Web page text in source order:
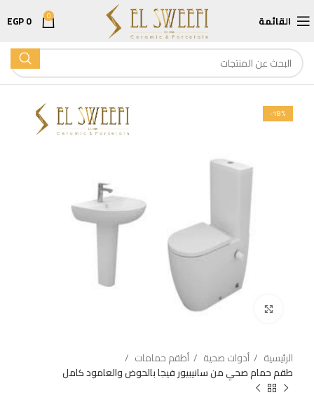
القائمة 0
EGP0
-18%
اضغط للتكبير
الرئيسية أدوات صحية
أطقم حمامات
طقم حمام صحي من سانيبيور فيجا بالحوض والعامود كامل